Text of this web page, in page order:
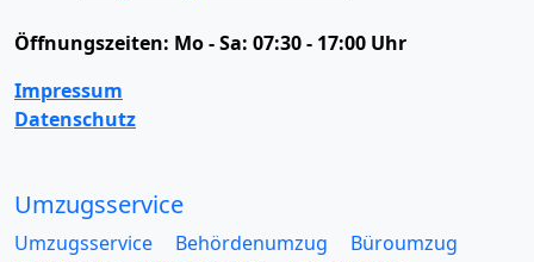
Öffnungszeiten: Mo - Sa: 07:30 - 17:00 Uhr
Impressum
Datenschutz
Umzugsservice
Umzugsservice Behördenumzug
Büroumzug